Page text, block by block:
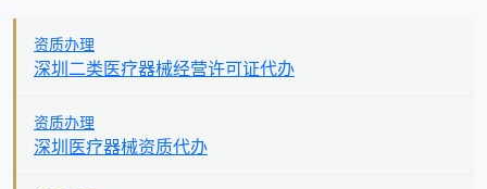
资质办理
深圳二类医疗器械经营许可证代办
资质办理
深圳医疗器械资质代办